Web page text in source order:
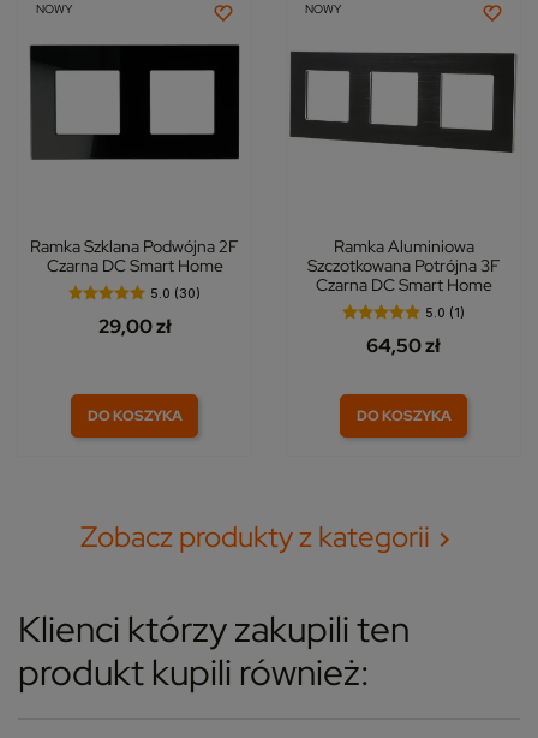
NOWY
Ramka Szklana Podwójna 2F
Czarna DC Smart Home
5.0 (30)
29,00 zł
DO KOSZYKA
NOWY
Ramka Aluminiowa
Szczotkowana Potrójna 3F
Czarna DC Smart Home
5.0 (1)
64,50 zł
DO KOSZYKA
Zobacz produkty z kategorii 
Klienci którzy zakupili ten
produkt kupili również: